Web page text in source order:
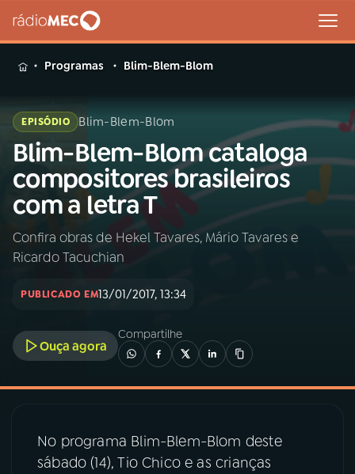
MENU
Buscar
na
Rádio
MEC
Buscar
Início AO VIVO
INÍCIO
A RÁDIO
03PROGRAMAÇÃO
04 PROGRAMAS
Programas Blim-Blem-Blom
EPISÓDIO Blim-Blem-Blom
Blim-Blem-Blom cataloga
compositores brasileiros
com a letra T
Confira obras de Hekel Tavares, Mário Tavares e
Ricardo Tacuchian
PUBLICADO EM13/01/2017, 13:34
Ouça agora
Compartilhe
No programa Blim-Blem-Blom deste
sábado (14), Tio Chico e as crianças